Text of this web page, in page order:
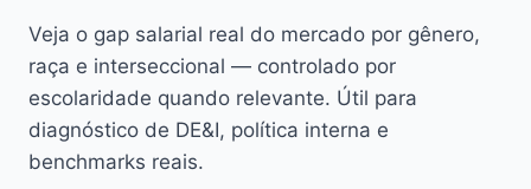
Veja o gap salarial real do mercado por gênero,
raça e interseccional — controlado por
escolaridade quando relevante. Útil para
diagnóstico de DE&I, política interna e
benchmarks reais.